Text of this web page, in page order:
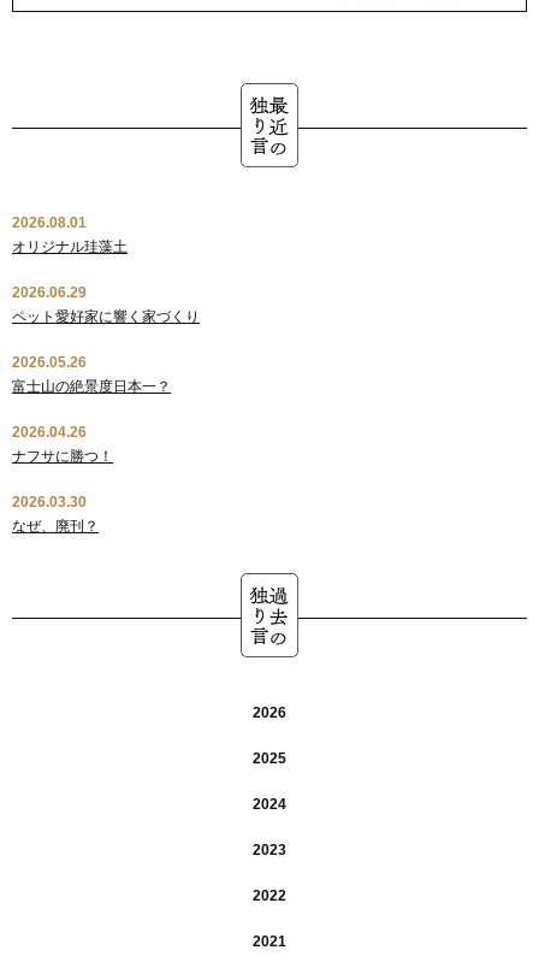
2026.08.01
オリジナル珪藻土
2026.06.29
ペット愛好家に響く家づくり
2026.05.26
富士山の絶景度日本一？
2026.04.26
ナフサに勝つ！
2026.03.30
なぜ、廃刊？
2026
2025
2024
2023
2022
2021